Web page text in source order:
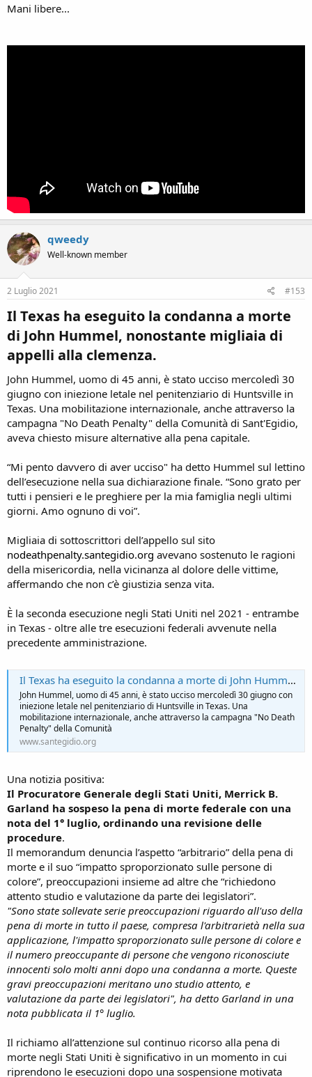
Mani libere...
qweedy
Well-known member
2 Luglio 2021 #153
Il Texas ha eseguito la condanna a morte
di John Hummel, nonostante migliaia di
appelli alla clemenza.​
John Hummel, uomo di 45 anni, è stato ucciso mercoledì 30
giugno con iniezione letale nel penitenziario di Huntsville in
Texas. Una mobilitazione internazionale, anche attraverso la
campagna "No Death Penalty" della Comunità di Sant'Egidio,
aveva chiesto misure alternative alla pena capitale.
“Mi pento davvero di aver ucciso" ha detto Hummel sul lettino
dell’esecuzione nella sua dichiarazione finale. “Sono grato per
tutti i pensieri e le preghiere per la mia famiglia negli ultimi
giorni. Amo ognuno di voi”.
Migliaia di sottoscrittori dell’appello sul sito
nodeathpenalty.santegidio.org avevano sostenuto le ragioni
della misericordia, nella vicinanza al dolore delle vittime,
affermando che non c’è giustizia senza vita.
È la seconda esecuzione negli Stati Uniti nel 2021 - entrambe
in Texas - oltre alle tre esecuzioni federali avvenute nella
precedente amministrazione.
Il Texas ha eseguito la condanna a morte di John Hummel, nonostante migliaia di appelli alla clemenza - NEWS - COMUNITÀ DI SANT'EGIDIO
John Hummel, uomo di 45 anni, è stato ucciso mercoledì 30 giugno con
iniezione letale nel penitenziario di Huntsville in Texas. Una
mobilitazione internazionale, anche attraverso la campagna "No Death
Penalty" della Comunità
www.santegidio.org
Una notizia positiva:
Il Procuratore Generale degli Stati Uniti, Merrick B.
Garland ha sospeso la pena di morte federale con una
nota del 1° luglio, ordinando una revisione delle
procedure.
Il memorandum denuncia l’aspetto “arbitrario” della pena di
morte e il suo “impatto sproporzionato sulle persone di
colore”, preoccupazioni insieme ad altre che “richiedono
attento studio e valutazione da parte dei legislatori”.
"Sono state sollevate serie preoccupazioni riguardo all'uso della
pena di morte in tutto il paese, compresa l'arbitrarietà nella sua
applicazione, l'impatto sproporzionato sulle persone di colore e
il numero preoccupante di persone che vengono riconosciute
innocenti solo molti anni dopo una condanna a morte. Queste
gravi preoccupazioni meritano uno studio attento, e
valutazione da parte dei legislatori", ha detto Garland in una
nota pubblicata il 1° luglio.
Il richiamo all’attenzione sul continuo ricorso alla pena di
morte negli Stati Uniti è significativo in un momento in cui
riprendono le esecuzioni dopo una sospensione motivata